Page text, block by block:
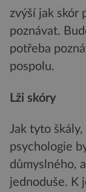
zvýší jak skór
poznávat.
potřeba
pospolu.
Lži skóry
Jak tyto
psychologie
důmyslného,
jednoduše. K